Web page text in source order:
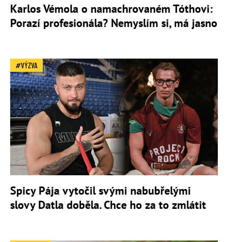
Karlos Vémola o namachrovaném Tóthovi:
Porazí profesionála? Nemyslím si, má jasno
VÝZVA
Spicy Pája vytočil svými nabubřelými
slovy Datla doběla. Chce ho za to zmlátit